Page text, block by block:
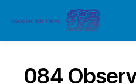
084